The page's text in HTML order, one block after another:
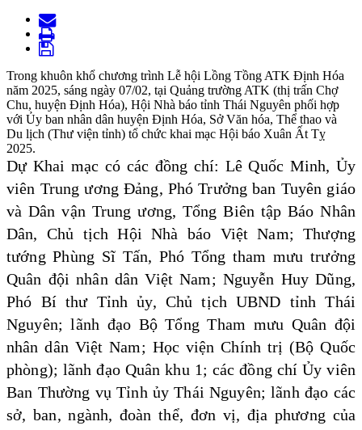
Trong khuôn khổ chương trình Lễ hội Lồng Tồng ATK Định Hóa
năm 2025, sáng ngày 07/02, tại Quảng trường ATK (thị trấn Chợ
Chu, huyện Định Hóa), Hội Nhà báo tỉnh Thái Nguyên phối hợp
với Ủy ban nhân dân huyện Định Hóa, Sở Văn hóa, Thể thao và
Du lịch (Thư viện tỉnh) tổ chức khai mạc Hội báo Xuân Ất Tỵ
2025.
Dự Khai mạc có các đồng chí: Lê Quốc Minh, Ủy
viên Trung ương Đảng, Phó Trưởng ban Tuyên giáo
và Dân vận Trung ương, Tổng Biên tập Báo Nhân
Dân, Chủ tịch Hội Nhà báo Việt Nam; Thượng
tướng Phùng Sĩ Tấn, Phó Tổng tham mưu trưởng
Quân đội nhân dân Việt Nam; Nguyễn Huy Dũng,
Phó Bí thư Tỉnh ủy, Chủ tịch UBND tỉnh Thái
Nguyên; lãnh đạo Bộ Tổng Tham mưu Quân đội
nhân dân Việt Nam; Học viện Chính trị (Bộ Quốc
phòng); lãnh đạo Quân khu 1; các đồng chí Ủy viên
Ban Thường vụ Tỉnh ủy Thái Nguyên; lãnh đạo các
sở, ban, ngành, đoàn thể, đơn vị, địa phương của